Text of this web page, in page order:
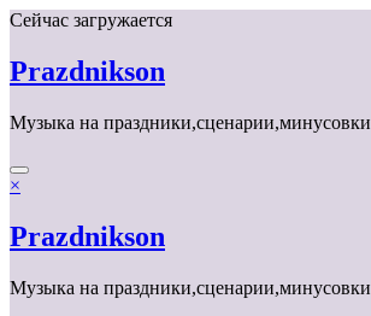
Перейти
содержимому
Сейчас загружается
Prazdnikson
Музыка на праздники,сценарии,минусовки
×
Prazdnikson
Музыка на праздники,сценарии,минусовки